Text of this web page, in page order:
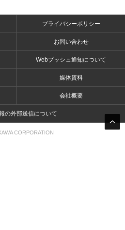
プライバシーポリシー
お問い合わせ
Webプッシュ通知について
媒体資料
会社概要
の外部送信について
CORPORATION